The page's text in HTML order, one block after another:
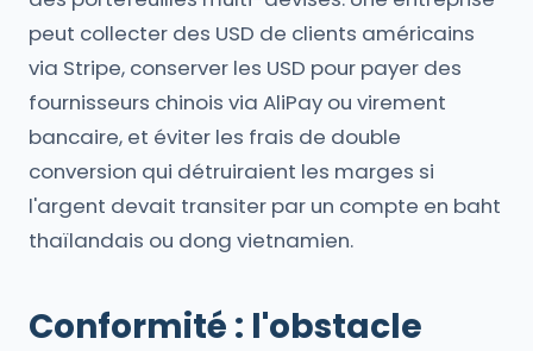
peut collecter des USD de clients américains
via Stripe, conserver les USD pour payer des
fournisseurs chinois via AliPay ou virement
bancaire, et éviter les frais de double
conversion qui détruiraient les marges si
l'argent devait transiter par un compte en baht
thaïlandais ou dong vietnamien.
Conformité : l'obstacle